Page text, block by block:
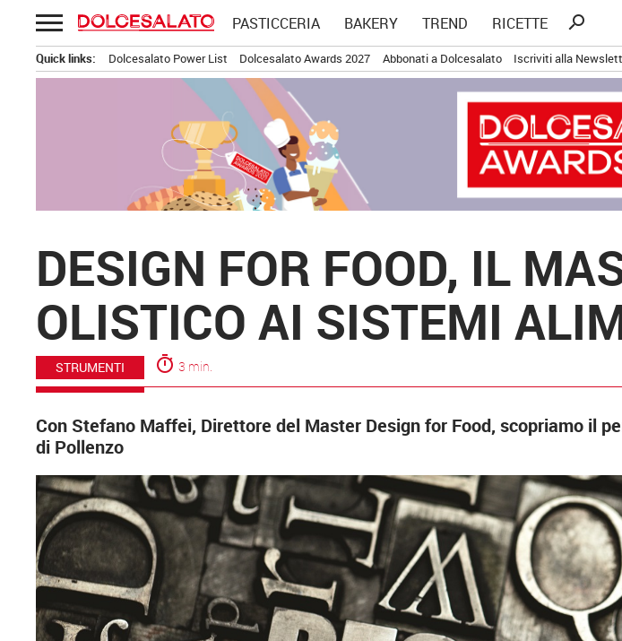
Passa
al
contenuto
PASTICCERIA BAKERY TREND RICETTE
Ricerca
search
Quick links: Dolcesalato Power List Dolcesalato Awards 2027 Abbonati a Dolcesalato Iscriviti alla
DESIGN FOR FOOD, IL
OLISTICO AI SISTEMI
STRUMENTI timer 3 min.
Con Stefano Maffei, Direttore del Master Design for Food, scopriamo il
di Pollenzo